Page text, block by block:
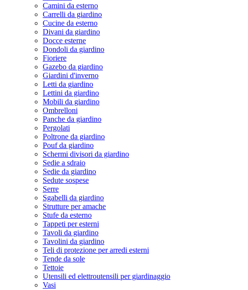
Camini da esterno
Carrelli da giardino
Cucine da esterno
Divani da giardino
Docce esterne
Dondoli da giardino
Fioriere
Gazebo da giardino
Giardini d'inverno
Letti da giardino
Lettini da giardino
Mobili da giardino
Ombrelloni
Panche da giardino
Pergolati
Poltrone da giardino
Pouf da giardino
Schermi divisori da giardino
Sedie a sdraio
Sedie da giardino
Sedute sospese
Serre
Sgabelli da giardino
Strutture per amache
Stufe da esterno
Tappeti per esterni
Tavoli da giardino
Tavolini da giardino
Teli di protezione per arredi esterni
Tende da sole
Tettoie
Utensili ed elettroutensili per giardinaggio
Vasi